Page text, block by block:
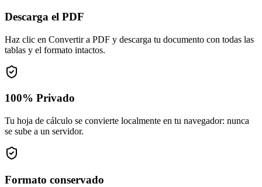
Descarga el PDF
Haz clic en Convertir a PDF y descarga tu documento con todas las
tablas y el formato intactos.
100% Privado
Tu hoja de cálculo se convierte localmente en tu navegador: nunca
se sube a un servidor.
Formato conservado